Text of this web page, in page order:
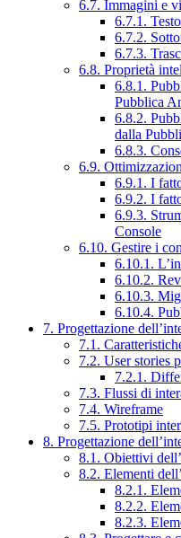
6.7. Immagini e
6.7.1.
6.7.2.
6.7.3.
6.8. Proprietà
6.8.1.
Pubblica
6.8.2.
dalla
6.8.3.
6.9.
6.9.1. I
6.9.2. I
6.9.3.
Console
6.10. Gestire i
6.10.1.
6.10.2.
6.10.3.
6.10.4.
7. Progettazione
7.1.
7.2. User stories
7.2.1.
7.3. Flussi di
7.4. Wireframe
7.5. Prototipi
8. Progettazione
8.1. Obiettivi
8.2. Elementi
8.2.1.
8.2.2.
8.2.3.